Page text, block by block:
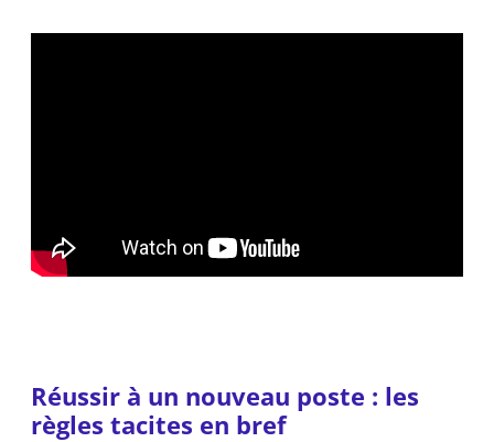
Réussir à un nouveau poste : les
règles tacites en bref